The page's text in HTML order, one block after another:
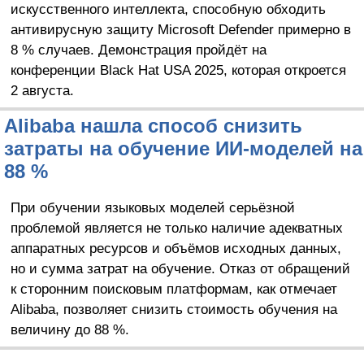
искусственного интеллекта, способную обходить
антивирусную защиту Microsoft Defender примерно в
8 % случаев. Демонстрация пройдёт на
конференции Black Hat USA 2025, которая откроется
2 августа.
Alibaba нашла способ снизить
затраты на обучение ИИ-моделей на
88 %
При обучении языковых моделей серьёзной
проблемой является не только наличие адекватных
аппаратных ресурсов и объёмов исходных данных,
но и сумма затрат на обучение. Отказ от обращений
к сторонним поисковым платформам, как отмечает
Alibaba, позволяет снизить стоимость обучения на
величину до 88 %.